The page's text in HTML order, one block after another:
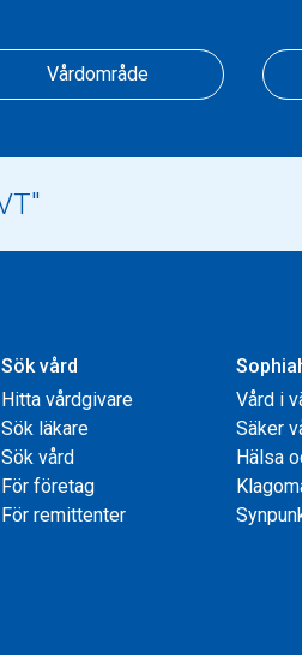
Vårdområde
Sök vård
Hitta vårdgivare
Sök läkare
Sök vård
För företag
För remittenter
Vård i
Säker
Hälsa